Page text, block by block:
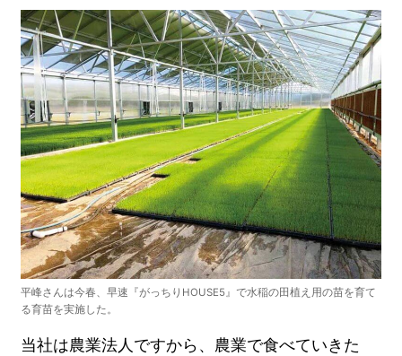
平峰さんは今春、早速『がっちりHOUSE5』で水稲の田植え用の苗を育て
る育苗を実施した。
当社は農業法人ですから、農業で食べていきた